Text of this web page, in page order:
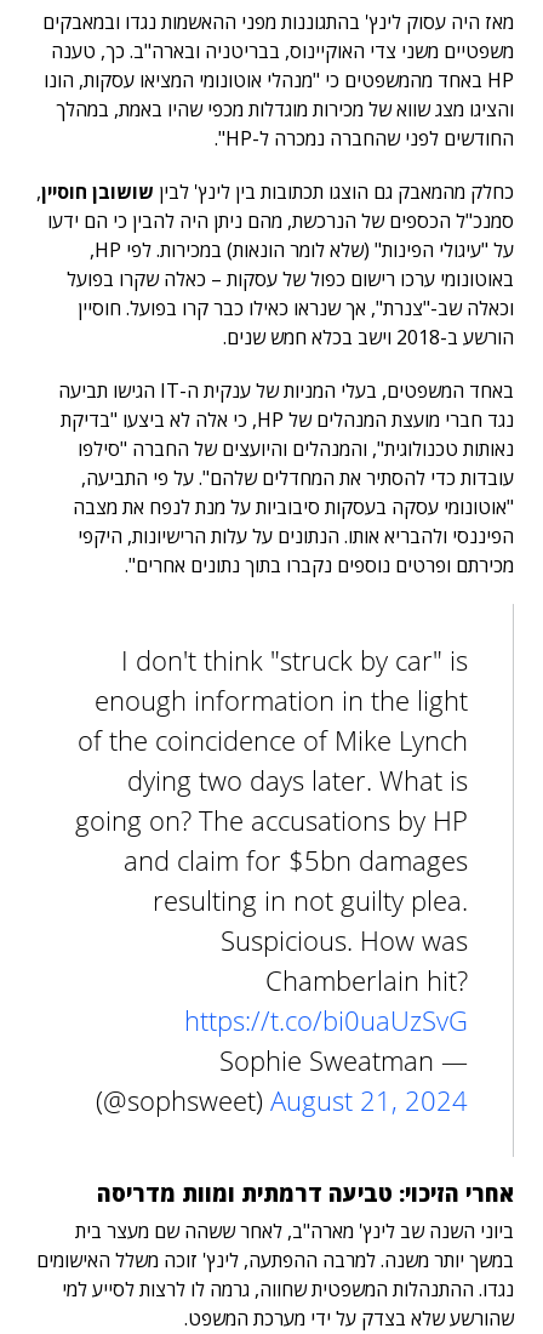
מאז היה עסוק לינץ' בהתגוננות מפני ההאשמות נגדו ובמאבקים
משפטיים משני צדי האוקיינוס, בבריטניה ובארה"ב. כך, טענה
HP באחד מהמשפטים כי "מנהלי אוטונומי המציאו עסקות, הונו
והציגו מצג שווא של מכירות מוגדלות מכפי שהיו באמת, במהלך
החודשים לפני שהחברה נמכרה ל-HP".
כחלק מהמאבק גם הוצגו תכתובות בין לינץ' לבין שושובן חוסיין,
סמנכ"ל הכספים של הנרכשת, מהם ניתן היה להבין כי הם ידעו
על "עיגולי הפינות" (שלא לומר הונאות) במכירות. לפי HP,
באוטונומי ערכו רישום כפול של עסקות – כאלה שקרו בפועל
וכאלה שב-"צנרת", אך שנראו כאילו כבר קרו בפועל. חוסיין
הורשע ב-2018 וישב בכלא חמש שנים.
באחד המשפטים, בעלי המניות של ענקית ה-IT הגישו תביעה
נגד חברי מועצת המנהלים של HP, כי אלה לא ביצעו "בדיקת
נאותות טכנולוגית", והמנהלים והיועצים של החברה "סילפו
עובדות כדי להסתיר את המחדלים שלהם". על פי התביעה,
"אוטונומי עסקה בעסקות סיבוביות על מנת לנפח את מצבה
הפיננסי ולהבריא אותו. הנתונים על עלות הרישיונות, היקפי
מכירתם ופרטים נוספים נקברו בתוך נתונים אחרים".
I don't think "struck by car" is
enough information in the light
of the coincidence of Mike Lynch
dying two days later. What is
going on? The accusations by HP
and claim for $5bn damages
resulting in not guilty plea.
Suspicious. How was
Chamberlain hit?
https://t.co/bi0uaUzSvG
— Sophie Sweatman
(@sophsweet) August 21, 2024
אחרי הזיכוי: טביעה דרמתית ומוות מדריסה
ביוני השנה שב לינץ' מארה"ב, לאחר ששהה שם מעצר בית
במשך יותר משנה. למרבה ההפתעה, לינץ' זוכה משלל האישומים
נגדו. ההתנהלות המשפטית שחווה, גרמה לו לרצות לסייע למי
שהורשע שלא בצדק על ידי מערכת המשפט.